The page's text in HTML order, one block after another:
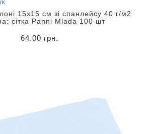
15х15 см зі спанлейсу 40 г/м2
сітка Panni Mlada 100 шт
64.00 грн.